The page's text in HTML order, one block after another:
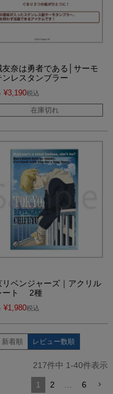
友奈は勇者である│サーモ
ンレスタンブラー
¥3,190税込
在庫切れ
リベンジャーズ｜アクリル
ート 2種
¥1,980税込
新着順 レビュー数順
217件中 1-40件表示
1 2 6